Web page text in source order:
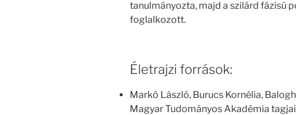
tanulmányozta, majd a szilárd fázisú
foglalkozott.
Életrajzi források:
Markó László, Burucs Kornélia,
Magyar Tudományos Akadémia